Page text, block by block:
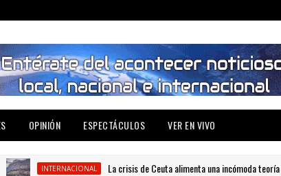
OPINIÓN ESPECTÁCULOS VER EN VIVO
INTERNACIONAL La crisis de Ceuta alimenta una incómoda teoría sobre